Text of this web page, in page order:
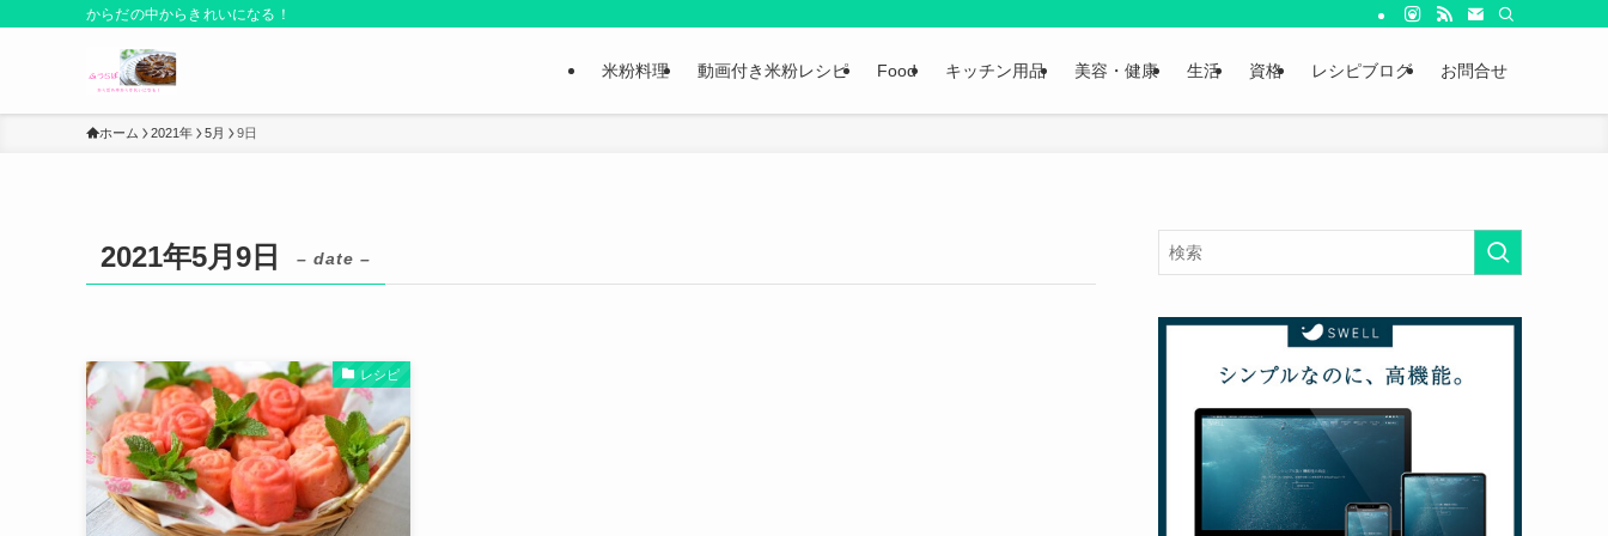
からだの中からきれいになる！
米粉料理 動画付き米粉レシピ Food キッチン用品 美容・健康 生活 資格 レシピブログ お問合せ
ホーム 2021年 5月 9日
2021年5月9日 – date –
レシピ